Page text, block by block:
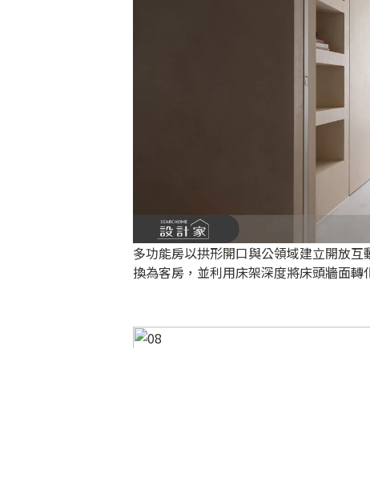
多功能房以拱形開口與公領域建立開放
換為客房，並利用床架深度將床頭牆面